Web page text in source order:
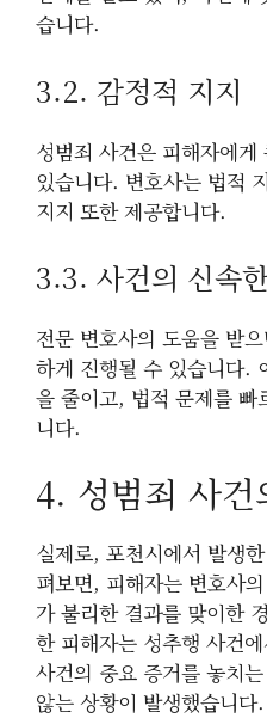
습니다.
3.2. 감정적 지지
성범죄 사건은 피해자에
있습니다. 변호사는 법적
지지 또한 제공합니다.
3.3. 사건의 신속
전문 변호사의 도움을 받
하게 진행될 수 있습니다.
을 줄이고, 법적 문제를 빠
니다.
4. 성범죄 사건
실제로, 포천시에서 발생
펴보면, 피해자는 변호사
가 불리한 결과를 맞이한
한 피해자는 성추행 사건
사건의 중요 증거를 놓치
않는 상황이 발생했습니다.